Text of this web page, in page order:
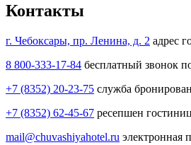
Контакты
г. Чебоксары, пр. Ленина, д. 2 адрес
8 800-333-17-84 бесплатный звонок
+7 (8352) 20-23-75 служба
+7 (8352) 62-45-67 ресепшен
mail@chuvashiyahotel.ru электронная